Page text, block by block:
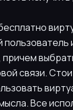
связи.
Все